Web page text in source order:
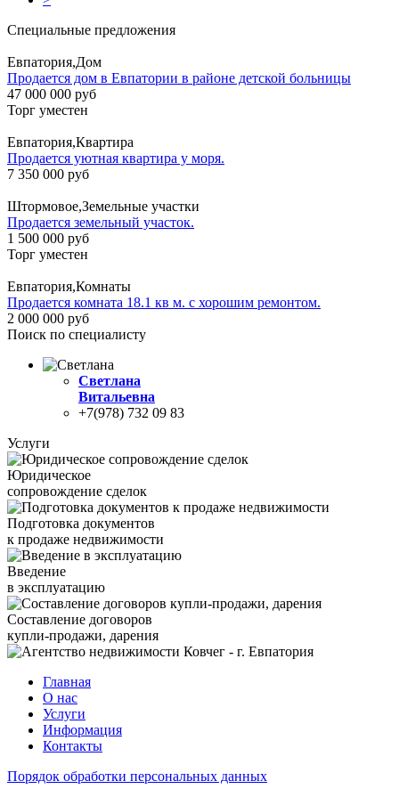
Специальные предложения
Евпатория,Дом
Продается дом в Евпатории в районе детской больницы
47 000 000 руб
Торг уместен
Евпатория,Квартира
Продается уютная квартира у моря.
7 350 000 руб
Штормовое,Земельные участки
Продается земельный участок.
1 500 000 руб
Торг уместен
Евпатория,Комнаты
Продается комната 18.1 кв м. с хорошим ремонтом.
2 000 000 руб
Поиск по специалисту
Светлана
Витальевна
+7(978) 732 09 83
Услуги
Юридическое
сопровождение сделок
Подготовка документов
к продаже недвижимости
Введение
в эксплуатацию
Составление договоров
купли-продажи, дарения
Главная
О нас
Услуги
Информация
Контакты
Порядок обработки персональных данных